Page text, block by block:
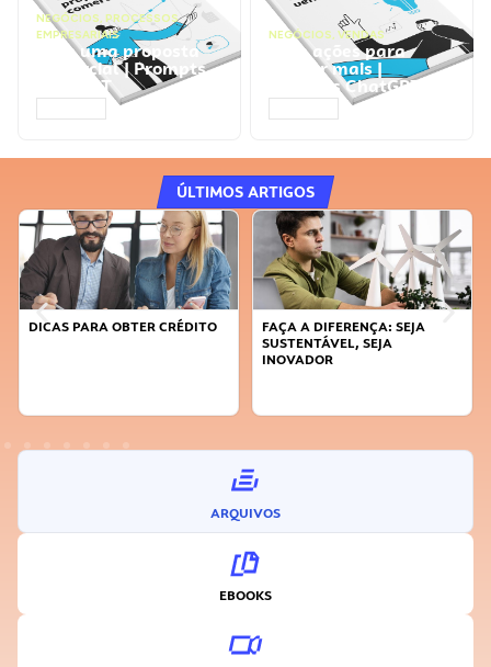
NEGÓCIOS, PROCESSOS
EMPRESARIAIS
Faça uma proposta
comercial | Prompts
ChatGPT
NEGÓCIOS, VENDAS
Faça ações para
vender mais |
Prompts ChatGPT
ÚLTIMOS ARTIGOS
DICAS PARA OBTER CRÉDITO
FAÇA A DIFERENÇA: SEJA
SUSTENTÁVEL, SEJA
INOVADOR
ARQUIVOS
EBOOKS